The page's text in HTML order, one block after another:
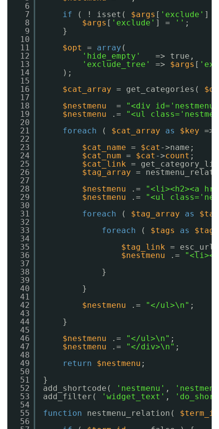
6
7
8
9
10
11
12
13
14
15
16
17
18
19
20
21
22
23
24
25
26
27
28
29
30
31
32
33
34
35
36
37
38
39
40
41
42
43
44
45
46
47
48
49
50
51
52
53
54
55
56
if
( ! isset( $args [ 'exclude' ]
$args [ 'exclude' ] = '' ;
}
$opt
= array (
'hide_empty'
=> true,
'exclude_tree'
=> $args [
);
$cat_array = get_categories(
$nestmenu
=
"<div
$nestmenu
.=
"<ul
foreach
( $cat_array as $key =>
$cat_name = $cat ->name;
$cat_num = $cat ->count ;
$cat_link =
$tag_array =
$nestmenu
.=
"<li><h2><a
$nestmenu
.=
"<ul
foreach
( $tag_array as
foreach
( $tags as
$tag
$tag_link =
$nestmenu
.=
}
}
$nestmenu
.= "</ul>\n" ;
}
$nestmenu
.= "</ul>\n" ;
$nestmenu
.= "</div>\n" ;
return
$nestmenu ;
}
add_shortcode(
'nestmenu' ,
add_filter(
'widget_text' ,
function
nestmenu_relation( $term_id